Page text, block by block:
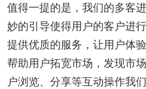
值得一提的是，我们的多客
妙的引导使得用户的客户进
提供优质的服务，让用户体
帮助用户拓宽市场，发现市
户浏览、分享等互动操作我